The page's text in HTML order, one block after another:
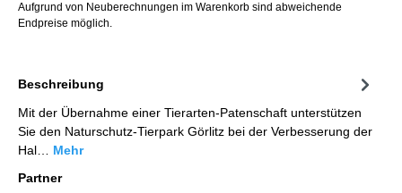
Aufgrund von Neuberechnungen im Warenkorb sind abweichende
Endpreise möglich.
Beschreibung
Mit der Übernahme einer Tierarten-Patenschaft unterstützen
Sie den Naturschutz-Tierpark Görlitz bei der Verbesserung der
Hal… Mehr
Partner